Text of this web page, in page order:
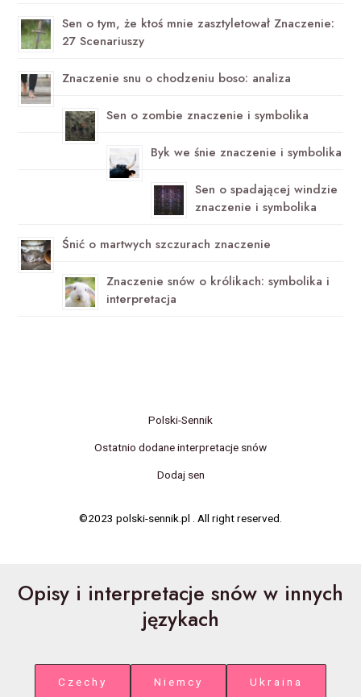
Sen o tym, że ktoś mnie zasztyletował Znaczenie:
27 Scenariuszy
Znaczenie snu o chodzeniu boso: analiza
Sen o zombie znaczenie i symbolika
Byk we śnie znaczenie i symbolika
Sen o spadającej windzie
znaczenie i symbolika
Śnić o martwych szczurach znaczenie
Znaczenie snów o królikach: symbolika i
interpretacja
Polski-Sennik
Ostatnio dodane interpretacje snów
Dodaj sen
©2023 polski-sennik.pl . All right reserved.
Opisy i interpretacje snów w innych
językach
Czechy Niemcy Ukraina